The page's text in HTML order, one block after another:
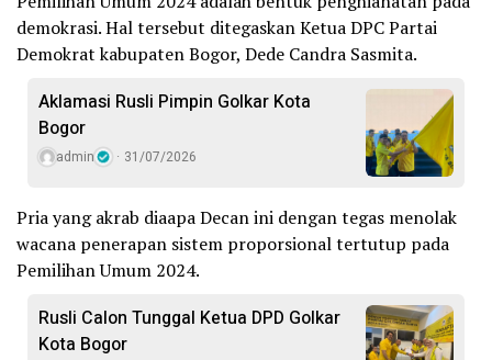
demokrasi. Hal tersebut ditegaskan Ketua DPC Partai
Demokrat kabupaten Bogor, Dede Candra Sasmita.
Aklamasi Rusli Pimpin Golkar Kota
Bogor
admin 31/07/2026
Pria yang akrab diaapa Decan ini dengan tegas menolak
wacana penerapan sistem proporsional tertutup pada
Pemilihan Umum 2024.
Rusli Calon Tunggal Ketua DPD Golkar
Kota Bogor